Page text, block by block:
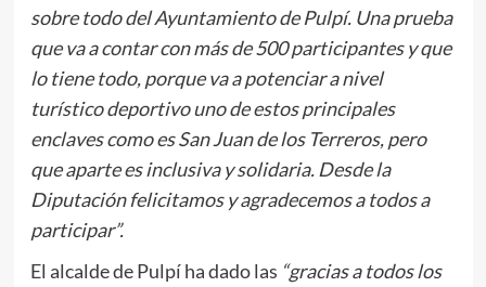
sobre todo del Ayuntamiento de Pulpí. Una prueba
que va a contar con más de 500 participantes y que
lo tiene todo, porque va a potenciar a nivel
turístico deportivo uno de estos principales
enclaves como es San Juan de los Terreros, pero
que aparte es inclusiva y solidaria. Desde la
Diputación felicitamos y agradecemos a todos a
participar”.
El alcalde de Pulpí ha dado las “gracias a todos los